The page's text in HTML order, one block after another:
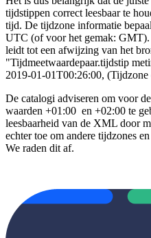
tijdstippen correct leesbaar te
tijd. De tijdzone informatie
UTC (of voor het gemak:
leidt tot een afwijzing van het
"Tijdmeetwaardepaar.tijdstip
2019-01-01T00:26:00,
De catalogi adviseren om voor
waarden +01:00 en +02:00 te
leesbaarheid van de XML door
echter toe om andere tijdzones
We raden dit af.